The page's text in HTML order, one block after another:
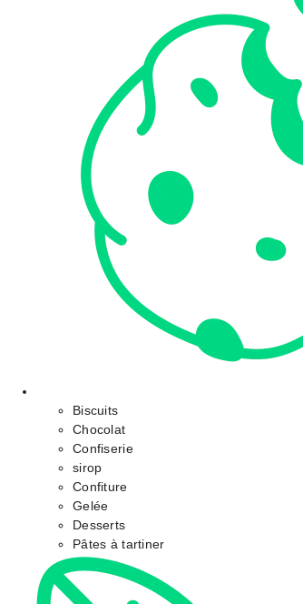
Biscuits
Chocolat
Confiserie
sirop
Confiture
Gelée
Desserts
Pâtes à tartiner